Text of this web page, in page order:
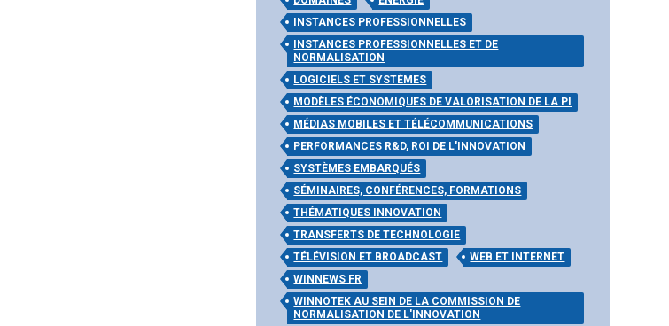
IMMATÉRIELS
DANS LEUR
ÉCOSYSTÈME?
* ÉTABLISSEZ
la valeur
stratégique et
actifs
votre
entreprise.
* OPTIMISEZ
votre
INSTANCES PROFESSIONNELLES
INSTANCES PROFESSIONNELLES ET DE
NORMALISATION
LOGICIELS ET SYSTÈMES
MODÈLES ÉCONOMIQUES DE VALORISATION DE LA PI
MÉDIAS MOBILES ET TÉLÉCOMMUNICATIONS
PERFORMANCES R&D, ROI DE L'INNOVATION
SYSTÈMES EMBARQUÉS
SÉMINAIRES, CONFÉRENCES, FORMATIONS
THÉMATIQUES INNOVATION
TRANSFERTS DE TECHNOLOGIE
TÉLÉVISION ET BROADCAST
WEB ET INTERNET
WINNEWS FR
WINNOTEK AU SEIN DE LA COMMISSION DE
NORMALISATION DE L'INNOVATION